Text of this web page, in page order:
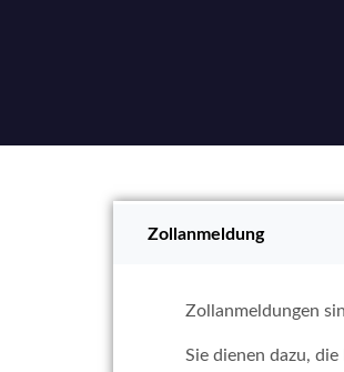
Zollanmeldung
Zollanmeldungen
Sie dienen dazu,